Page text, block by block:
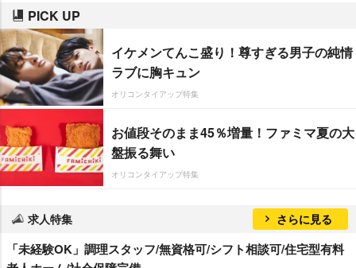
PICK UP
イケメンてんこ盛り！尊すぎる男子の純情
ラブに胸キュン
オリコンタイアップ特集
お値段そのまま45％増量！ファミマ夏の大
盤振る舞い
オリコンタイアップ特集
求人特集 さらに見る
「未経験OK」調理スタッフ/無資格可/シフト相談可/住宅型有料